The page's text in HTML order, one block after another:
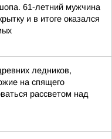
61-летний мужчина
и в итоге оказался
ледников,
на спящего
рассветом над